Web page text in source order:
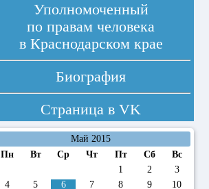
Уполномоченный
по правам человека
в Краснодарском крае
Биография
Страница в VK
Май 2015
Пн
Вт Ср Чт Пт Сб
Вс
1
2
3
4
5 6 7 8 9 10